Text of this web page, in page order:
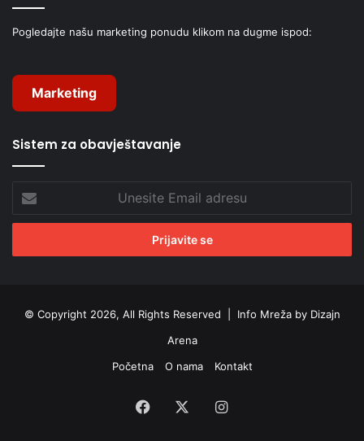
Pogledajte našu marketing ponudu klikom na dugme ispod:
Marketing
Sistem za obavještavanje
Email
adresu
© Copyright 2026, All Rights Reserved | Info Mreža by Dizajn
Arena
Početna
O nama Kontakt
Facebook Instagram